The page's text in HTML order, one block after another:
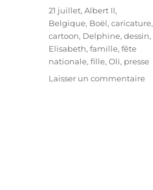
Étiquettes
21 juillet,Albert II,
Belgique, Boël,caricature,
cartoon, Delphine,dessin,
Elisabeth,famille,fête
nationale,fille,Oli, presse
Laisser un commentairesur